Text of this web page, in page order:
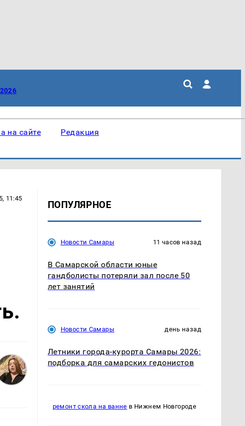
на сайте Редакция
11:45
ПОПУЛЯРНОЕ
Новости Самары 11 часов назад
В Самарской области юные
гандболисты потеряли зал после 50
лет занятий
Новости Самары день назад
Летники города-курорта Самары 2026:
подборка для самарских гедонистов
ремонт скола на ванне в Нижнем Новгороде